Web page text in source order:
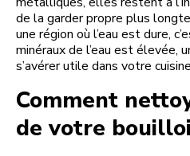
de la garder propre plus
une région où l’eau est dure,
minéraux de l’eau est élevée,
s’avérer utile dans votre
Comment
de votre